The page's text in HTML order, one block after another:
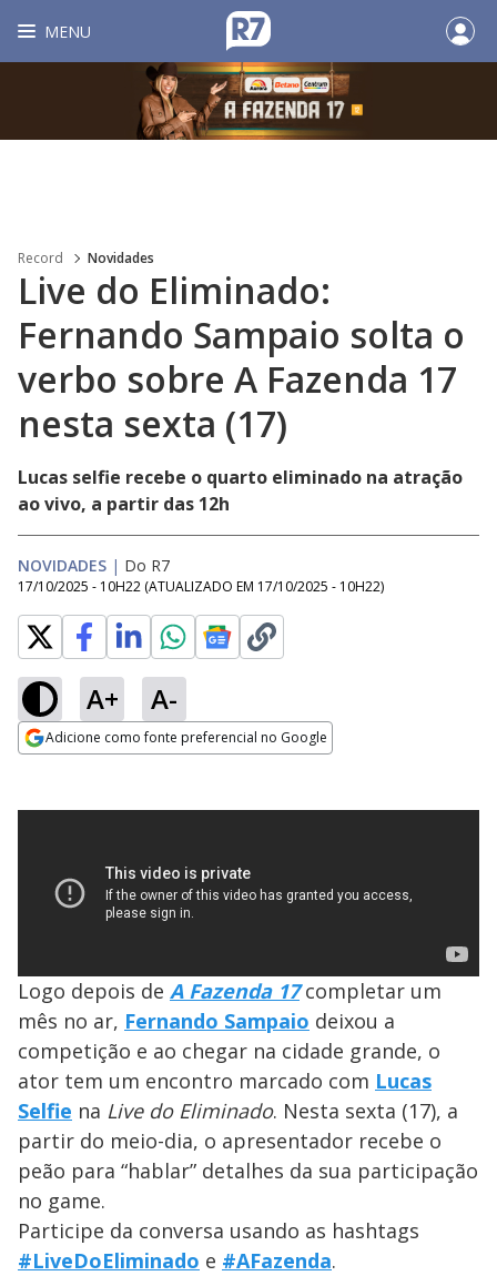
MENU
Record Novidades
Live do Eliminado:
Fernando Sampaio solta o
verbo sobre A Fazenda 17
nesta sexta (17)
Lucas selfie recebe o quarto eliminado na atração
ao vivo, a partir das 12h
NOVIDADES | Do R7
17/10/2025 - 10H22 (ATUALIZADO EM 17/10/2025 - 10H22)
A+ A-
Adicione como fonte preferencial no Google
Logo depois de A Fazenda 17completar um
mês no ar, Fernando Sampaio deixou a
competição e ao chegar na cidade grande, o
ator tem um encontro marcado com Lucas
Selfie na Live do Eliminado. Nesta sexta (17), a
partir do meio-dia, o apresentador recebe o
peão para “hablar” detalhes da sua participação
no game.
Participe da conversa usando as hashtags
#LiveDoEliminado e #AFazenda.